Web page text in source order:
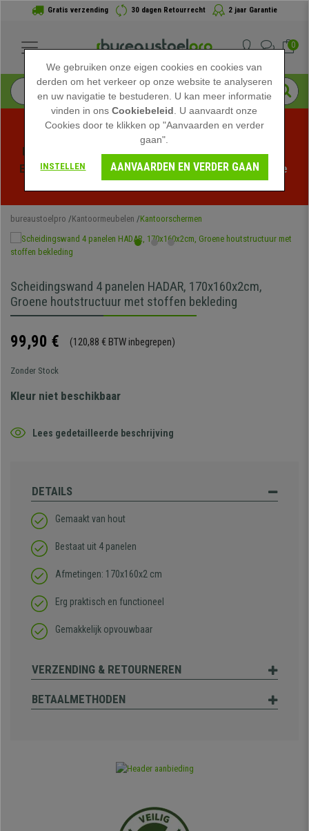
Gratis verzending 30 dagen Retourrecht 2 jaar Garantie
0
Profiteer van de Zomeruitverkoop bij bureaustoelpro!
Exclusieve kortingen voor een beperkte tijd - Bekijk de
bureaustoelpro Kantoormeubelen Kantoorschermen
Scheidingswand 4 panelen HADAR, 170x160x2cm,
Groene houtstructuur met stoffen bekleding
99,90 € (120,88 € BTW inbegrepen)
Zonder Stock
Kleur niet beschikbaar
Lees gedetailleerde beschrijving
DETAILS
Gemaakt van hout
Bestaat uit 4 panelen
Afmetingen: 170x160x2 cm
Erg praktisch en functioneel
Gemakkelijk opvouwbaar
VERZENDING & RETOURNEREN
BETAALMETHODEN
We gebruiken onze eigen cookies en cookies van
derden om het verkeer op onze website te analyseren
en uw navigatie te bestuderen. U kan meer informatie
vinden in onsCookiebeleid . U aanvaardt onze
Cookies door te klikken op "Aanvaarden en verder
gaan".
INSTELLEN AANVAARDEN EN VERDER GAAN